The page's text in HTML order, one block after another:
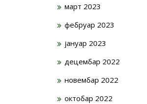
март 2023
фебруар 2023
јануар 2023
децембар 2022
новембар 2022
октобар 2022